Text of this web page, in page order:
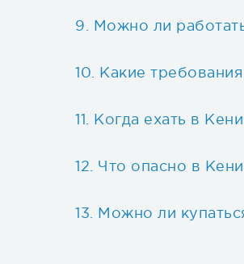
Можно ли
Какие
Когда ехать в
Что опасно в
Можно ли